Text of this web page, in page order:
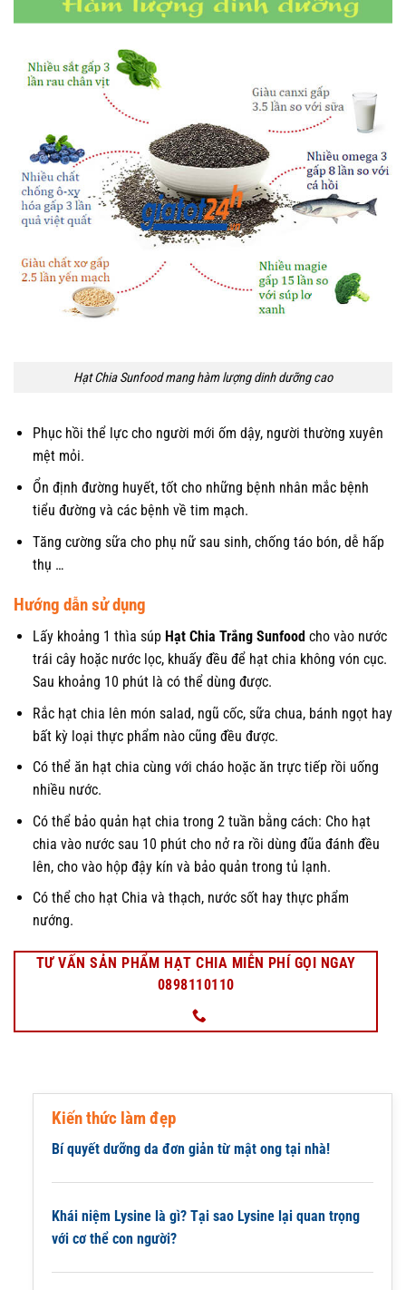
Hạt Chia Sunfood mang hàm lượng dinh dưỡng cao
Phục hồi thể lực cho người mới ốm dậy, người thường xuyên
mệt mỏi.
Ổn định đường huyết, tốt cho những bệnh nhân mắc bệnh
tiểu đường và các bệnh về tim mạch.
Tăng cường sữa cho phụ nữ sau sinh, chống táo bón, dễ hấp
thụ …
Hướng dẫn sử dụng
Lấy khoảng 1 thìa súp Hạt Chia Trắng Sunfoodcho vào nước
trái cây hoặc nước lọc, khuấy đều để hạt chia không vón cục.
Sau khoảng 10 phút là có thể dùng được.
Rắc hạt chia lên món salad, ngũ cốc, sữa chua, bánh ngọt hay
bất kỳ loại thực phẩm nào cũng đều được.
Có thể ăn hạt chia cùng với cháo hoặc ăn trực tiếp rồi uống
nhiều nước.
Có thể bảo quản hạt chia trong 2 tuần bằng cách: Cho hạt
chia vào nước sau 10 phút cho nở ra rồi dùng đũa đánh đều
lên, cho vào hộp đậy kín và bảo quản trong tủ lạnh.
Có thể cho hạt Chia và thạch, nước sốt hay thực phẩm
nướng.
TƯ VẤN SẢN PHẨM HẠT CHIA MIỄN PHÍ GỌI NGAY
0898110110
Kiến thức làm đẹp
Bí quyết dưỡng da đơn giản từ mật ong tại nhà!
Khái niệm Lysine là gì? Tại sao Lysine lại quan trọng
với cơ thể con người?